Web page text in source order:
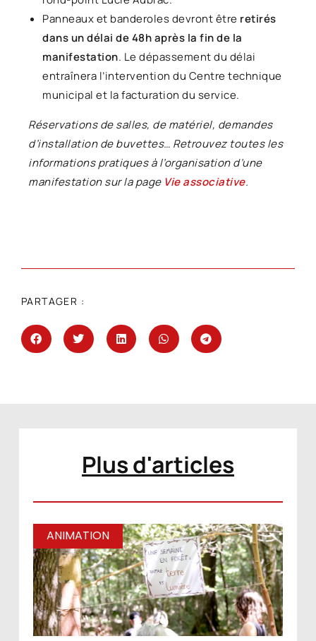
Panneaux et banderoles devront être retirés
dans un délai de 48h après la fin de la
manifestation. Le dépassement du délai
entraînera l’intervention du Centre technique
municipal et la facturation du service.
Réservations de salles, de matériel, demandes
d’installation de buvettes… Retrouvez toutes les
informations pratiques à l’organisation d’une
manifestation sur la page Vie associative.
PARTAGER :
Plus d'articles
ANIMATION